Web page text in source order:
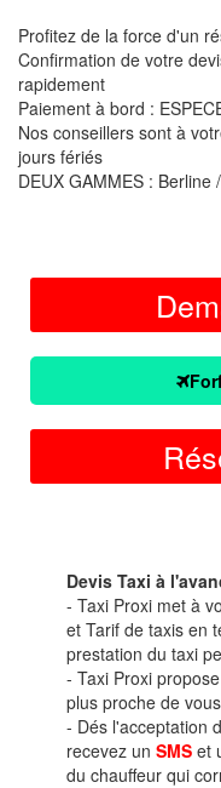
Profitez de la force d'un
Confirmation de votre
rapidement
Paiement à bord :
Nos conseillers sont à
jours fériés
DEUX GAMMES : Berline
Devis Taxi à
- Taxi Proxi met à
et Tarif de taxis en
prestation du taxi
- Taxi Proxi
plus proche de
- Dés l'acceptation
recevez un SMS et
du chauffeur qui